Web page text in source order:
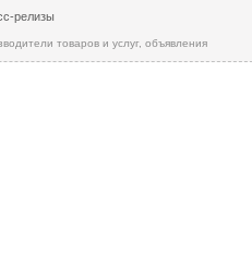
релизы
товаров и услуг, объявления